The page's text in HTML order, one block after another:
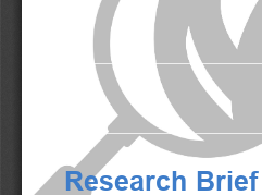
Research Brief